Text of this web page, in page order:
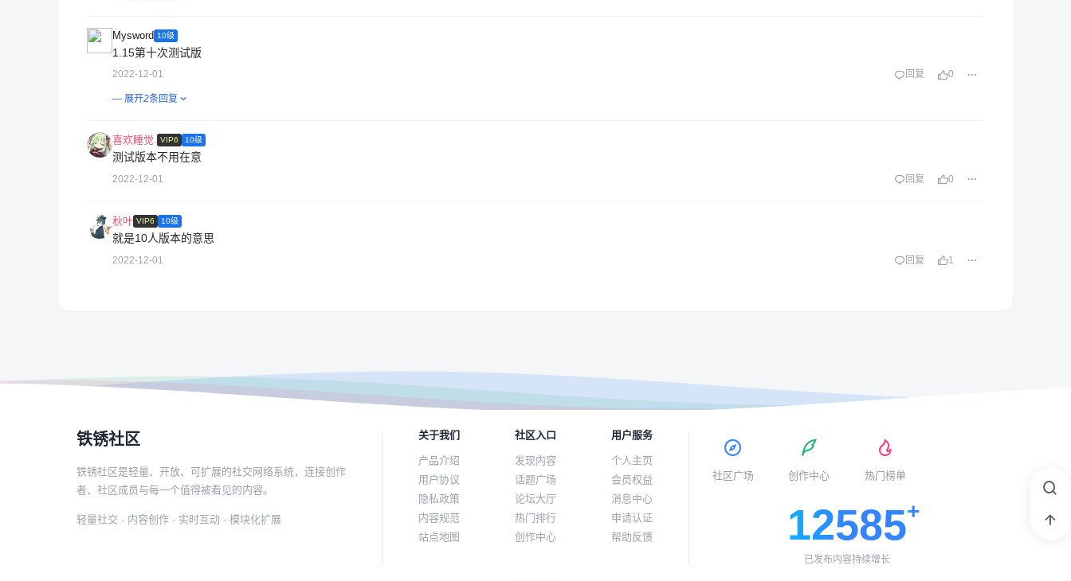
Mysword 10级
1.15第十次测试版
2022-12-01 回复 0
— 展开2条回复
喜欢睡觉. VIP6 10级
测试版本不用在意
2022-12-01 回复 0
秋叶 VIP6 10级
就是10人版本的意思
2022-12-01 回复 1
铁锈社区
铁锈社区是轻量、开放、可扩展的社交网络系统，连接创作
者、社区成员与每一个值得被看见的内容。
轻量社交 · 内容创作 · 实时互动 · 模块化扩展
关于我们
产品介绍
用户协议
隐私政策
内容规范
站点地图
社区入口
发现内容
话题广场
论坛大厅
热门排行
创作中心
用户服务
个人主页
会员权益
消息中心
申请认证
帮助反馈
社区广场 创作中心 热门榜单
12585
已发布内容持续增长